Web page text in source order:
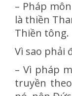
– Pháp
là thiền
Thiền tông.
Vì sao phải
– Vì pháp
truyền theo